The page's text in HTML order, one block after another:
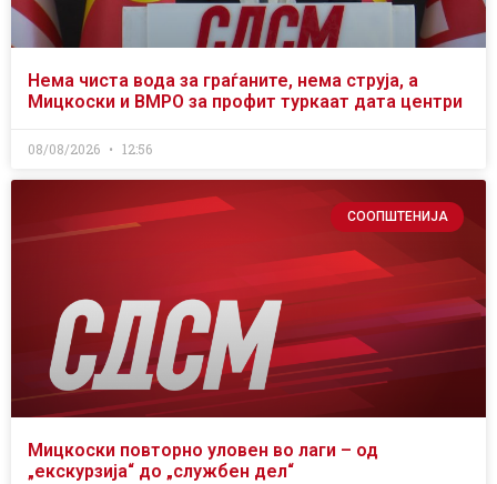
Нема чиста вода за граѓаните, нема струја, а
Мицкоски и ВМРО за профит туркаат дата центри
08/08/2026 12:56
СООПШТЕНИЈА
Мицкоски повторно уловен во лаги – од
„екскурзија“ до „службен дел“